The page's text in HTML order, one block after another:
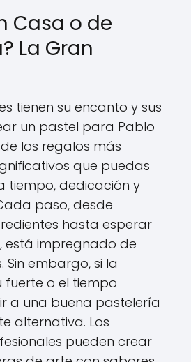
Casa o de
La Gran
tienen su encanto y sus
un pastel para Pablo
los regalos más
que puedas
tiempo, dedicación y
paso, desde
hasta esperar
está impregnado de
Sin embargo, si la
fuerte o el tiempo
a una buena pastelería
alternativa. Los
pueden crear